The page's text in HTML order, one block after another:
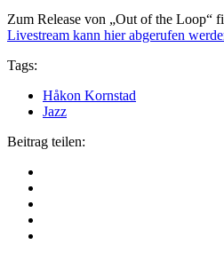
Zum Release von „Out of the Loop“
Livestream kann hier abgerufen
Tags:
Håkon Kornstad
Jazz
Beitrag teilen: